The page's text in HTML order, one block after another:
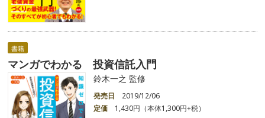
書籍
マンガでわかる 投資信託入門
鈴木一之 監修
発売日
2019/12/06
定価
1,430円（本体1,300円+税）